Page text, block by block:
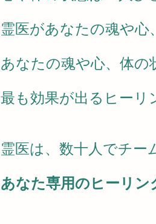
霊医があなたの魂や心
あなたの魂や心、体の
最も効果が出るヒーリ
霊医は、数十人でチー
あなた専用のヒーリン